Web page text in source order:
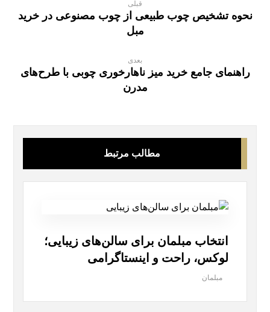
قبلی
نحوه تشخیص چوب طبیعی از چوب مصنوعی در خرید
مبل
بعدی
راهنمای جامع خرید میز ناهارخوری چوبی با طرح‌های
مدرن
مطالب مرتبط
انتخاب مبلمان برای سالن‌های زیبایی؛
لوکس، راحت و اینستاگرامی
مبلمان